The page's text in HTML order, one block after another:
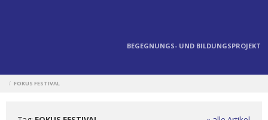
BEGEGNUNGS- UND BILDUNGSPROJEKT
/ FOKUS FESTIVAL